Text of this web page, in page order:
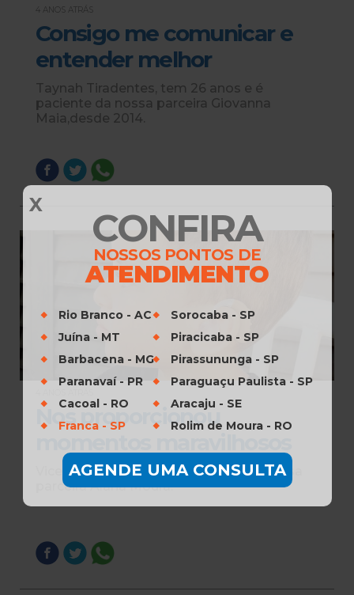
X
CONFIRA
NOSSOS PONTOS DE
ATENDIMENTO
Rio Branco - AC
Juína - MT
Barbacena - MG
Paranavaí - PR
Cacoal - RO
Franca - SP
Sorocaba - SP
Piracicaba - SP
Pirassununga - SP
Paraguaçu Paulista - SP
Aracaju - SE
Rolim de Moura - RO
AGENDE UMA CONSULTA
4 ANOS ATRÁS
Consigo me comunicar e
entender melhor
Taynah Tiradentes, tem 26 anos e é
paciente da nossa parceira Giovanna
Maia,desde 2014.
Nos proporcionou
Vicentti tem 5 anos e é paciente da nossa
parceira Alana Moura.